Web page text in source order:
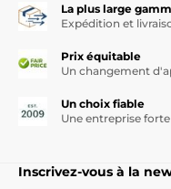
La plus large
Expédition et
Prix équitable
Un changement
Un choix fiable
Une entreprise
Inscrivez-vous à la